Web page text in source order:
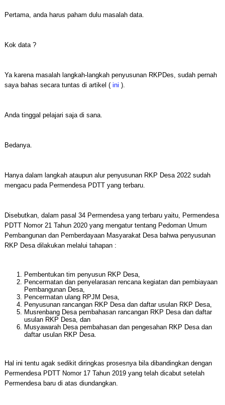
Pertama, anda harus paham dulu masalah data.
Kok data ?
Ya karena masalah langkah-langkah penyusunan RKPDes, sudah pernah
saya bahas secara tuntas di artikel ( ini ).
Anda tinggal pelajari saja di sana.
Bedanya.
Hanya dalam langkah ataupun alur penyusunan RKP Desa 2022 sudah
mengacu pada Permendesa PDTT yang terbaru.
Disebutkan, dalam pasal 34 Permendesa yang terbaru yaitu, Permendesa
PDTT Nomor 21 Tahun 2020 yang mengatur tentang Pedoman Umum
Pembangunan dan Pemberdayaan Masyarakat Desa bahwa penyusunan
RKP Desa dilakukan melalui tahapan :
Pembentukan tim penyusun RKP Desa,
Pencermatan dan penyelarasan rencana kegiatan dan pembiayaan
Pembangunan Desa,
Pencermatan ulang RPJM Desa,
Penyusunan rancangan RKP Desa dan daftar usulan RKP Desa,
Musrenbang Desa pembahasan rancangan RKP Desa dan daftar
usulan RKP Desa, dan
Musyawarah Desa pembahasan dan pengesahan RKP Desa dan
daftar usulan RKP Desa.
Hal ini tentu agak sedikit diringkas prosesnya bila dibandingkan dengan
Permendesa PDTT Nomor 17 Tahun 2019 yang telah dicabut setelah
Permendesa baru di atas diundangkan.